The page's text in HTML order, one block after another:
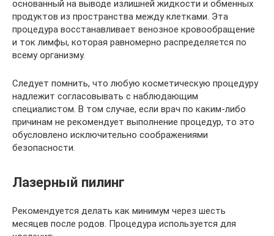
основанный на выводе излишней жидкости и обменных
продуктов из пространства между клетками. Эта
процедура восстанавливает венозное кровообращение
и ток лимфы, которая равномерно распределяется по
всему организму.
Следует помнить, что любую косметическую процедуру
надлежит согласовывать с наблюдающим
специалистом. В том случае, если врач по каким-либо
причинам не рекомендует выполнение процедур, то это
обусловлено исключительно соображениями
безопасности.
Лазерный пилинг
Рекомендуется делать как минимум через шесть
месяцев после родов. Процедура используется для